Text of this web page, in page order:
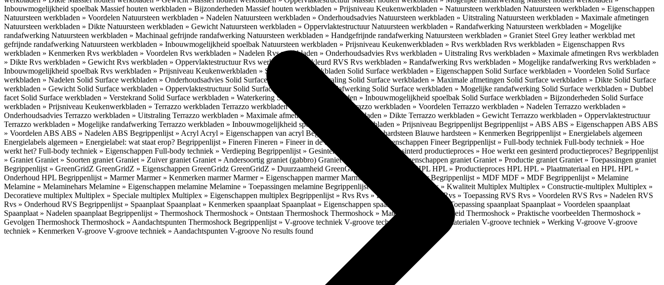
Inbouwmogelijkheid spoelbak Massief houten werkbladen » Bijzonderheden Massief houten werkbladen » Prijsniveau Keukenwerkbladen » Natuursteen werkbladen Natuursteen werkbladen » Eigenschappen
Natuursteen werkbladen » Voordelen Natuursteen werkbladen » Nadelen Natuursteen werkbladen » Onderhoudsadvies Natuursteen werkbladen » Uitstraling Natuursteen werkbladen » Maximale afmetingen
Natuursteen werkbladen » Dikte Natuursteen werkbladen » Gewicht Natuursteen werkbladen » OppervlaktestructuurNatuursteen werkbladen » Randafwerking Natuursteen werkbladen » Mogelijke
randafwerking Natuursteen werkbladen » Machinaal gefrijnde randafwerking Natuursteen werkbladen » Handgefrijnde randafwerking Natuursteen werkbladen » Graniet Steel Grey leather werkblad met
gefrijnde randafwerking Natuursteen werkbladen » Inbouwmogelijkheid spoelbak Natuursteen werkbladen » Prijsniveau Keukenwerkbladen » Rvs werkbladen Rvs werkbladen » Eigenschappen Rvs
werkbladen » Kenmerken Rvs werkbladen » Voordelen Rvs werkbladen » Nadelen Rvs werkbladen » Onderhoudsadvies Rvs werkbladen » Uitstraling Rvs werkbladen » Maximale afmetingen Rvs werkbladen
» Dikte Rvs werkbladen » Gewicht Rvs werkbladen » OppervlaktestructuurRvs werkbladen » Gekleurd RVS Rvs werkbladen » Randafwerking Rvs werkbladen » Mogelijke randafwerking Rvs werkbladen »
Inbouwmogelijkheid spoelbak Rvs werkbladen » Prijsniveau Keukenwerkbladen » Solid Surface werkbladen Solid Surface werkbladen » Eigenschappen Solid Surface werkbladen » Voordelen Solid Surface
werkbladen » Nadelen Solid Surface werkbladen » Onderhoudsadvies Solid Surface werkbladen » Uitstraling Solid Surface werkbladen » Maximale afmetingen Solid Surface werkbladen » Dikte Solid Surface
werkbladen » Gewicht Solid Surface werkbladen » Oppervlaktestructuur Solid Surface werkbladen » Randafwerking Solid Surface werkbladen » Mogelijke randafwerking Solid Surface werkbladen » Dubbel
facet Solid Surface werkbladen » Verstekrand Solid Surface werkbladen » WaterkeringSolid Surface werkbladen » Inbouwmogelijkheid spoelbak Solid Surface werkbladen » Bijzonderheden Solid Surface
werkbladen » Prijsniveau Keukenwerkbladen » Terrazzo werkbladen Terrazzo werkbladen » Eigenschappen Terrazzo werkbladen » Voordelen Terrazzo werkbladen » Nadelen Terrazzo werkbladen »
Onderhoudsadvies Terrazzo werkbladen » Uitstraling Terrazzo werkbladen » Maximale afmetingen Terrazzo werkbladen » Dikte Terrazzo werkbladen » Gewicht Terrazzo werkbladen » Oppervlaktestructuur
Terrazzo werkbladen » Mogelijke randafwerking Terrazzo werkbladen » Inbouwmogelijkheid spoelbak Terrazzo werkbladen » Prijsniveau Begrippenlijst Begrippenlijst » ABS ABS » Eigenschappen ABS ABS
» Voordelen ABS ABS » Nadelen ABS Begrippenlijst » Acryl Acryl » Eigenschappen van acryl Begrippenlijst » Blauwe hardsteen Blauwe hardsteen » Kenmerken Begrippenlijst » Energielabels algemeen
Energielabels algemeen » Energielabel: wat staat erop? Begrippenlijst » Fineren Fineren » Fineer in de keuken Fineren » Eigenschappen FineerBegrippenlijst » Full-body techniek Full-body techniek » Hoe
werkt het? Full-body techniek » Eigenschappen Full-body techniek » Verdieping Begrippenlijst » Gesinterd productieproces Gesinterd productieproces » Hoe werkt een gesinterd productieproces? Begrippenlijst
» Graniet Graniet » Soorten graniet Graniet » Zuiver graniet Graniet » Andersoortig graniet (gabbro) Graniet » Gneis Graniet » Eigenschappen graniet Graniet » Productie graniet Graniet » Toepassingen graniet
Begrippenlijst » GreenGridZ GreenGridZ » Eigenschappen GreenGridz GreenGridZ » Duurzaamheid GreenGridz Begrippenlijst » HPL HPL » Productieproces HPL HPL » Plaatmateriaal en HPL HPL »
Onderhoud HPL Begrippenlijst » MarmerMarmer » Kenmerken marmerMarmer » Eigenschappen marmerMarmer » Productie marmerBegrippenlijst » MDF MDF » MDF Begrippenlijst » Melamine
Melamine » Melaminehars Melamine » Eigenschappen melamine Melamine » Toepassingen melamine Begrippenlijst » Multiplex Multiplex » Kwaliteit Multiplex Multiplex » Constructie-multiplex Multiplex »
Decoratieve multiplex Multiplex » Speciale multiplex Multiplex » Eigenschappen multiplex Begrippenlijst » Rvs Rvs » Eigenschappen RVS Rvs » Toepassing RVS Rvs » Voordelen RVS Rvs » Nadelen RVS
Rvs » Onderhoud RVS Begrippenlijst » Spaanplaat Spaanplaat » Kenmerken spaanplaat Spaanplaat » Eigenschappen spaanplaat Spaanplaat » Toepassing spaanplaat Spaanplaat » Voordelen spaanplaat
Spaanplaat » Nadelen spaanplaat Begrippenlijst » Thermoshock Thermoshock » Ontstaan Thermoshock Thermoshock » Materialen & gevoeligheid Thermoshock » Praktische voorbeelden Thermoshock »
Gevolgen Thermoshock Thermoshock » Aandachtspunten Thermoshock Begrippenlijst » V-groove techniek V-groove techniek » Toepasbare materialen V-groove techniek » Werking V-groove V-groove
techniek » Kenmerken V-groove V-groove techniek » Aandachtspunten V-groove No results found